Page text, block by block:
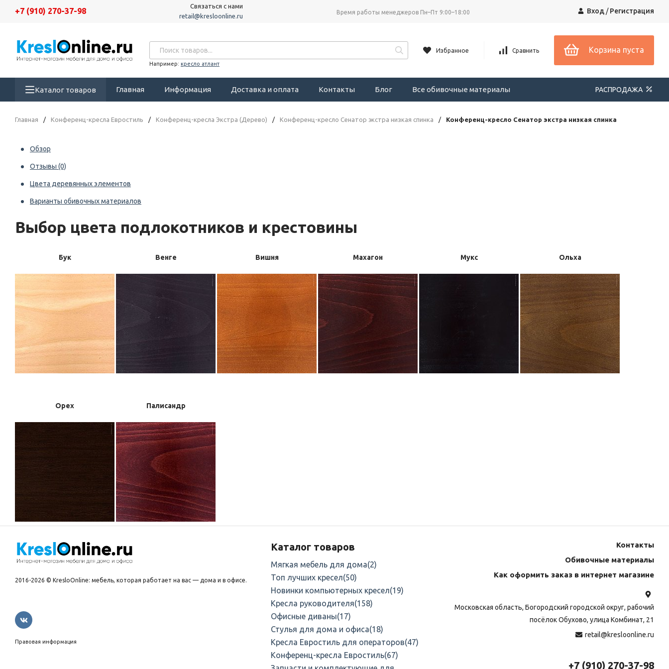
+7 (910) 270-37-98
Связаться с нами
retail@kresloonline.ru
Время работы менеджеров Пн–Пт 9:00–18:00 Вход/Регистрация
Например: кресло атлант
Избранное Сравнить Корзина пуста
Каталог товаров Главная Информация Доставка и оплата Контакты Блог Все обивочные материалы РАСПРОДАЖА
Главная / Конференц-кресла Евростиль / Конференц-кресла Экстра (Дерево) / Конференц-кресло Сенатор экстра низкая спинка / Конференц-кресло Сенатор экстра низкая спинка
Обзор
Отзывы (0)
Цвета деревянных элементов
Варианты обивочных материалов
Выбор цвета подлокотников и крестовины
Бук Венге Вишня Махагон Мукс Ольха
Орех Палисандр
2016-2026 © KresloOnline: мебель, которая работает на вас — дома и в офисе.
Правовая информация
Каталог товаров
Мягкая мебель для дома(2)
Топ лучших кресел(50)
Новинки компьютерных кресел(19)
Кресла руководителя(158)
Офисные диваны(17)
Стулья для дома и офиса(18)
Кресла Евростиль для операторов(47)
Конференц-кресла Евростиль(67)
Контакты
Обивочные материалы
Как оформить заказ в интернет магазине
Московская область, Богородский городской округ, рабочий
посёлок Обухово, улица Комбинат, 21
retail@kresloonline.ru
+7 (910) 270-37-98